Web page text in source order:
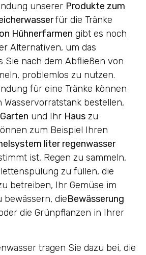
unserer Produkte zum
für die Tränke
Hühnerfarmen gibt es noch
Alternativen, um das
Sie nach dem Abfließen von
problemlos zu nutzen.
für eine Tränke können
Wasservorratstank bestellen,
Garten und Ihr Haus zu
zum Beispiel Ihren
liter regenwasser
ist, Regen zu sammeln,
zu füllen, die
betreiben, Ihr Gemüse im
bewässern, dieBewässerung
die Grünpflanzen in Ihrer
tragen Sie dazu bei, die